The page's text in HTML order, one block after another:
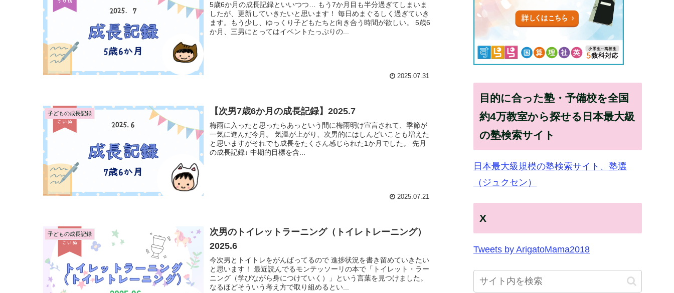
5歳6か月の成長記録といいつつ… もう7か月目も半分過ぎてしまいま
したが、更新していきたいと思います！ 毎日めまぐるしく過ぎていき
ます。もう少し、ゆっくり子どもたちと向き合う時間が欲しい。 5歳6
か月、三男にとってはイベントたっぷりの...
2025.07.31
子どもの成長記録 【次男7歳6か月の成長記録】2025.7
梅雨に入ったと思ったらあっという間に梅雨明け宣言されて、季節が
一気に進んだ今月。 気温が上がり、次男的にはしんどいことも増えた
と思いますがそれでも成長をたくさん感じられた1か月でした。 先月
の成長記録↓ 中期的目標を含...
2025.07.21
子どもの成長記録
次男のトイレットラーニング（トイレトレーニング）
2025.6
今次男とトイトレをがんばってるので 進捗状況を書き留めていきたい
と思います！ 最近読んでるモンテッソーリの本で「トイレット・ラー
ニング（学びながら身につけていく）」という言葉を見つけました。
なるほどそういう考え方で取り組めるとい...
目的に合った塾・予備校を全国
約4万教室から探せる日本最大級
の塾検索サイト
日本最大級規模の塾検索サイト、塾選
（ジュクセン）
X
Tweets by ArigatoMama2018